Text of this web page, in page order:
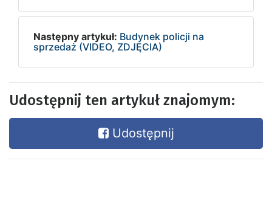
Następny artykuł: Budynek policji na
sprzedaż (VIDEO, ZDJĘCIA)
Udostępnij ten artykuł znajomym:
Udostępnij